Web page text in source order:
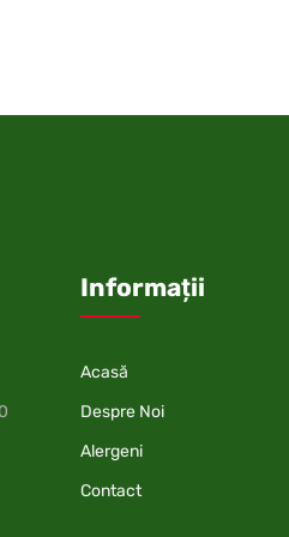
Informații
Acasă
Despre Noi
Alergeni
Contact